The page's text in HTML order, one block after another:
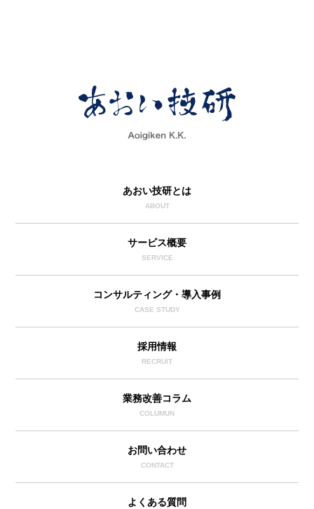
あおい技研とは
ABOUT
サービス概要
SERVICE
コンサルティング・導入事例
CASE STUDY
採用情報
RECRUIT
業務改善コラム
COLUMUN
お問い合わせ
CONTACT
よくある質問